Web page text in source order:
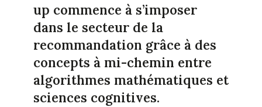
up commence à s’imposer
dans le secteur de la
recommandation grâce à des
concepts à mi-chemin entre
algorithmes mathématiques et
sciences cognitives.